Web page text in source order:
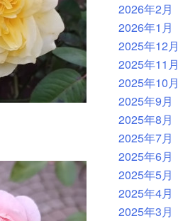
2026年2月
2026年1月
2025年12月
2025年11月
2025年10月
2025年9月
2025年8月
2025年7月
2025年6月
2025年5月
2025年4月
2025年3月